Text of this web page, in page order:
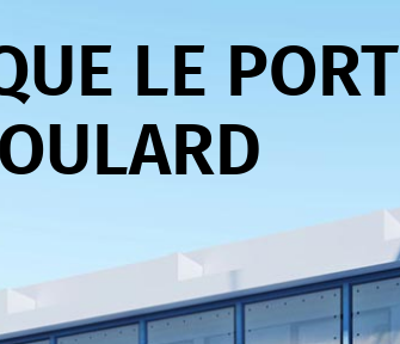
LE PORT